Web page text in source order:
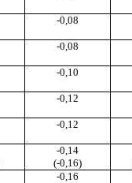
-0,08
-0,08
-0, 10
-0,12
-0,12
-0,14
(-0,16)
-0,16